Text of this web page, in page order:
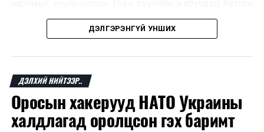
хамгаалах зардлаа нэмэгдүүлж, цэргийн хүчин чадлаа
бэхжүүлэхийн зэрэгцээ Үндсэн хуульд өөрчлөлт
байгааг жагсагчид онцолжээ.
Японы Үндсэн хуулийн 9 дүгээр зүйлд олон улсын
маргааныг шийдвэрлэх арга хэрэгсэл болгон дайнаас
татгалзах зарчмыг тусгасан байдаг. Цуглаанд
оролцогчид уг зарчмыг хэвээр хадгалж, хойч үедээ
ДЭЛГЭРЭНГҮЙ УНШИХ
ДЭЛХИЙ НИЙТЭЭР..
Оросын хакерууд НАТО Украины
халдлагад оролцсон гэх баримт